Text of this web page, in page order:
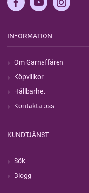
INFORMATION
Om Garnaffären
Köpvillkor
Hållbarhet
Kontakta oss
KUNDTJÄNST
Sök
Blogg